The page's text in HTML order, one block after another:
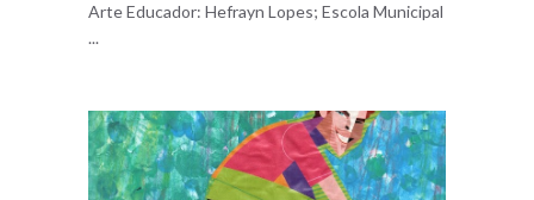
Arte Educador: Hefrayn Lopes; Escola Municipal
...